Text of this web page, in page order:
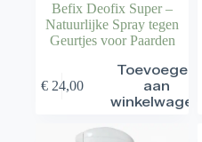
Befix Deofix Super –
Natuurlijke Spray tegen
Geurtjes voor Paarden
€24,00
Toevoegen
aan
winkelwagen